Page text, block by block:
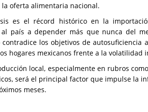
oferta alimentaria nacional.
es el récord histórico en la
país a depender más que nunca del
los objetivos de autosuficiencia
hogares mexicanos frente a la volatilidad
local, especialmente en rubros
será el principal factor que impulse la
meses.